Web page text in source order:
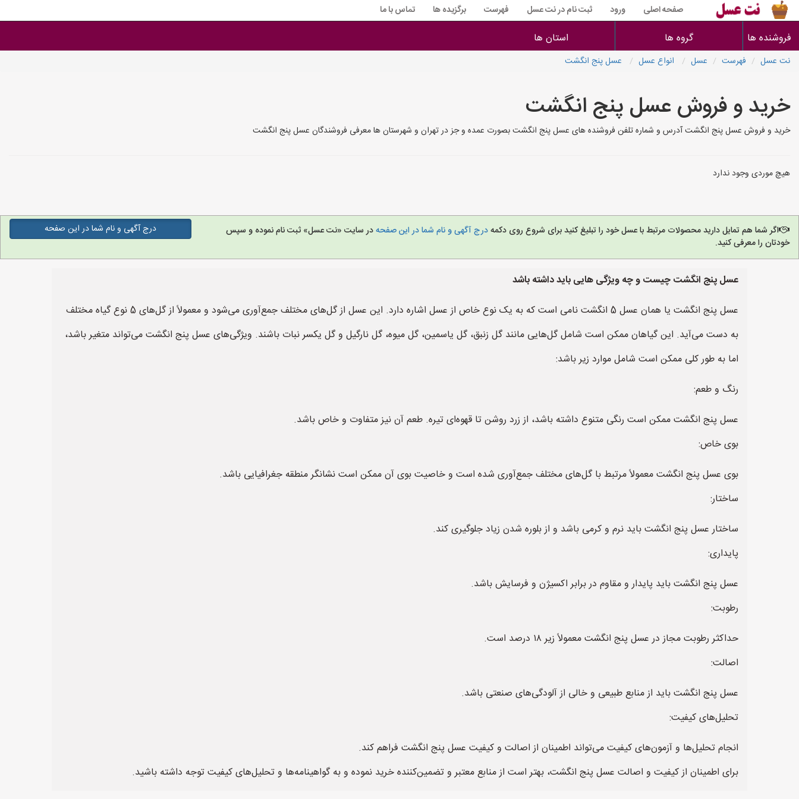
صفحه اصلی ورود ثبت نام در نت عسل فهرست برگزیده ها تماس با ما
فروشنده ها گروه ها استان ها
نت عسل فهرست عسل انواع عسل عسل پنج انگشت
خرید و فروش عسل پنج انگشت
خرید و فروش عسل پنج انگشت آدرس و شماره تلفن فروشنده های عسل پنج انگشت بصورت عمده و جز در تهران و شهرستان ها معرفی فروشندگان عسل پنج انگشت
هیچ موردی وجود ندارد
اگر شما هم تمایل دارید محصولات مرتبط با عسل خود را تبلیغ کنید برای شروع روی دکمهدرج آگهی و نام شما در این صفحهدر سایت «نت عسل» ثبت نام نموده و سپس
خودتان را معرفی کنید.
درج آگهی و نام شما در این صفحه
عسل پنج انگشت چیست و چه ویژگی هایی باید داشته باشد
عسل پنج انگشت یا همان عسل 5 انگشت نامی است که به یک نوع خاص از عسل اشاره دارد. این عسل از گل‌های مختلف جمع‌آوری می‌شود و معمولاً از گل‌های 5 نوع گیاه مختلف
به دست می‌آید. این گیاهان ممکن است شامل گل‌هایی مانند گل زنبق، گل یاسمین، گل میوه، گل نارگیل و گل یکسر نبات باشند. ویژگی‌های عسل پنج انگشت می‌تواند متغیر باشد،
اما به طور کلی ممکن است شامل موارد زیر باشد:
رنگ و طعم:
عسل پنج انگشت ممکن است رنگی متنوع داشته باشد، از زرد روشن تا قهوه‌ای تیره. طعم آن نیز متفاوت و خاص باشد.
بوی خاص:
بوی عسل پنج انگشت معمولاً مرتبط با گل‌های مختلف جمع‌آوری شده است و خاصیت بوی آن ممکن است نشانگر منطقه جغرافیایی باشد.
ساختار:
ساختار عسل پنج انگشت باید نرم و کرمی باشد و از بلوره شدن زیاد جلوگیری کند.
پایداری:
عسل پنج انگشت باید پایدار و مقاوم در برابر اکسیژن و فرسایش باشد.
رطوبت:
حداکثر رطوبت مجاز در عسل پنج انگشت معمولاً زیر ۱۸ درصد است.
اصالت:
عسل پنج انگشت باید از منابع طبیعی و خالی از آلودگی‌های صنعتی باشد.
تحلیل‌های کیفیت:
انجام تحلیل‌ها و آزمون‌های کیفیت می‌تواند اطمینان از اصالت و کیفیت عسل پنج انگشت فراهم کند.
برای اطمینان از کیفیت و اصالت عسل پنج انگشت، بهتر است از منابع معتبر و تضمین‌کننده خرید نموده و به گواهینامه‌ها و تحلیل‌های کیفیت توجه داشته باشید.